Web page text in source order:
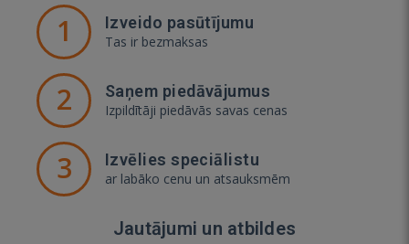
1 Izveido pasūtījumu
Tas ir bezmaksas
2 Saņem piedāvājumus
Izpildītāji piedāvās savas cenas
3 Izvēlies speciālistu
ar labāko cenu un atsauksmēm
Jautājumi un atbildes